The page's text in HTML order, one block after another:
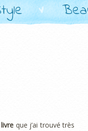
livre que j’ai trouvé très